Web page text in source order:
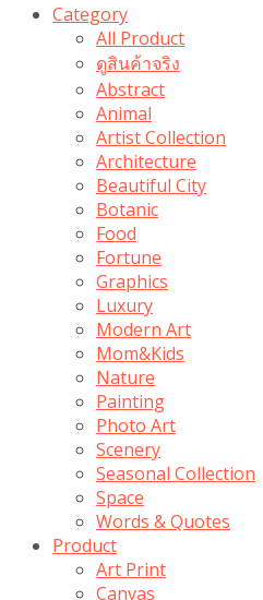
Category
All Product
ดูสินค้าจริง
Abstract
Animal
Artist Collection
Architecture
Beautiful City
Botanic
Food
Fortune
Graphics
Luxury
Modern Art
Mom&Kids
Nature
Painting
Photo Art
Scenery
Seasonal Collection
Space
Words & Quotes
Product
Art Print
Canvas